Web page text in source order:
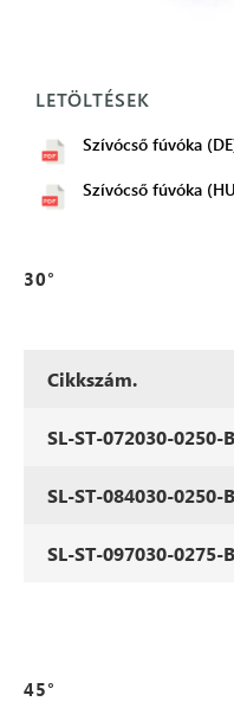
LETÖLTÉSEK
Szívócső fúvóka
Szívócső fúvóka
30°
Cikkszám.
SL-ST-072030-0250-
SL-ST-084030-0250-
SL-ST-097030-0275-
45°